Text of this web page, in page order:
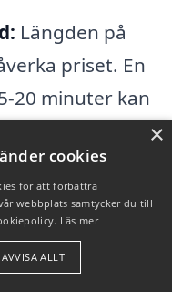
Längden på
priset. En
20 minuter kan
salonger
sommassage
krämer
×
cookies
för att förbättra
webbplats samtycker du till
Läs mer
AVVISA ALLT